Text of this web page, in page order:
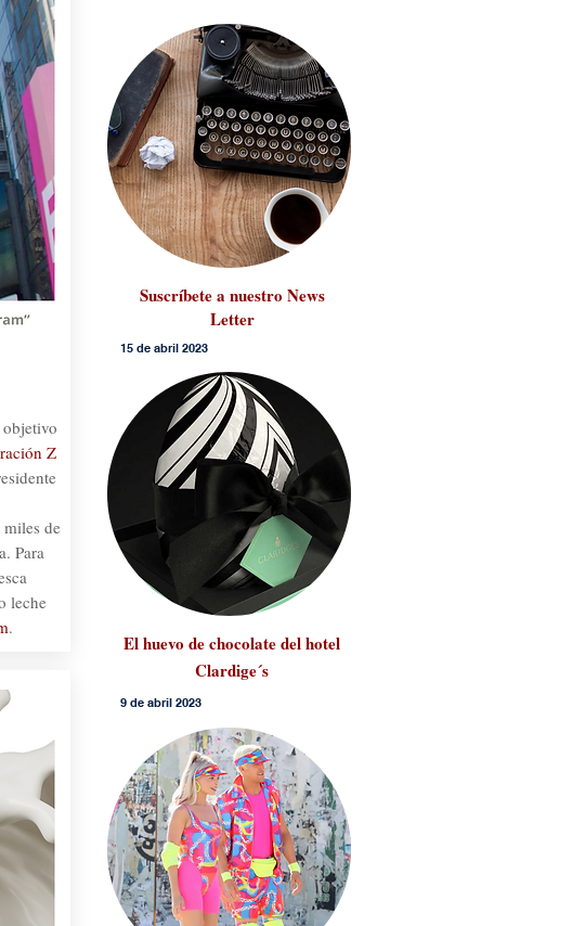
Z
de
Para
leche
.
Suscríbete a nuestro News
Letter
15 de abril 2023
El huevo de chocolate del hotel
Clardige´s
9 de abril 2023